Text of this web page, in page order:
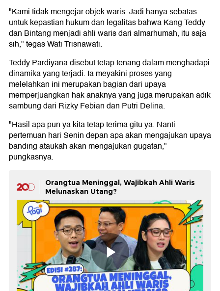
"Kami tidak mengejar objek waris. Jadi hanya sebatas
untuk kepastian hukum dan legalitas bahwa Kang Teddy
dan Bintang menjadi ahli waris dari almarhumah, itu saja
sih," tegas Wati Trisnawati.
Teddy Pardiyana disebut tetap tenang dalam menghadapi
dinamika yang terjadi. Ia meyakini proses yang
melelahkan ini merupakan bagian dari upaya
memperjuangkan hak anaknya yang juga merupakan adik
sambung dari Rizky Febian dan Putri Delina.
"Hasil apa pun ya kita tetap terima gitu ya. Nanti
pertemuan hari Senin depan apa akan mengajukan upaya
banding ataukah akan mengajukan gugatan,"
pungkasnya.
Orangtua Meninggal, Wajibkah Ahli Waris
Melunaskan Utang?